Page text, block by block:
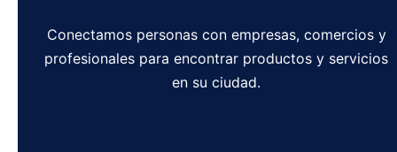
Conectamos personas con empresas, comercios y
profesionales para encontrar productos y servicios
en su ciudad.